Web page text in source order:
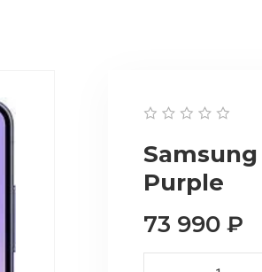
Samsung
Purple
73 990 ₽